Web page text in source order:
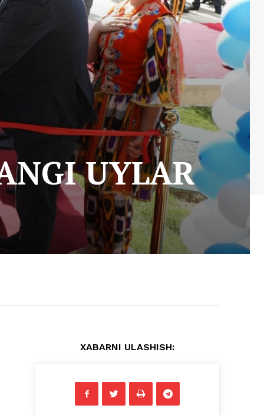
UYLAR
XABARNI ULASHISH: